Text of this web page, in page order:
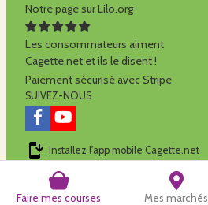
Faire mes courses Mes marchés
Notre page sur Lilo.org
Les consommateurs aiment
Cagette.net et ils le disent !
Paiement sécurisé avec Stripe
SUIVEZ-NOUS
Installez l'app mobile Cagette.net
Cagette.net est réalisé par la SCOP Alilo